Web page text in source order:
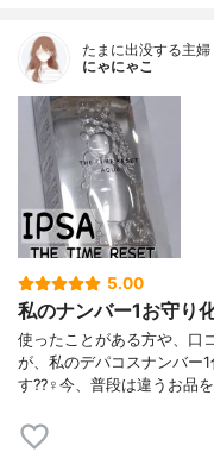
たまに出没する主婦
にゃにゃこ
5.00
私のナンバー1お守り
使ったことがある方や、口
が、私のデパコスナンバー
す??‍♀️今、普段は違うお品